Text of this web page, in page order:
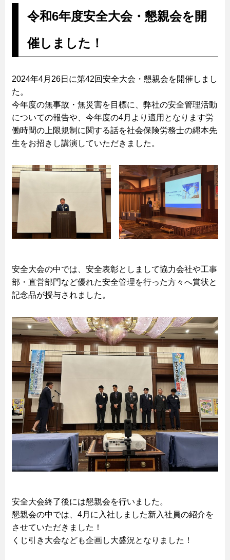
令和6年度安全大会・懇親会を開
催しました！
2024年4月26日に第42回安全大会・懇親会を開催しまし
た。
今年度の無事故・無災害を目標に、弊社の安全管理活動
についての報告や、今年度の4月より適用となります労
働時間の上限規制に関する話を社会保険労務士の縄本先
生をお招きし講演していただきました。
安全大会の中では、安全表彰としまして協力会社や工事
部・直営部門など優れた安全管理を行った方々へ賞状と
記念品が授与されました。
安全大会終了後には懇親会を行いました。
懇親会の中では、4月に入社しました新入社員の紹介を
させていただきました！
くじ引き大会なども企画し大盛況となりました！